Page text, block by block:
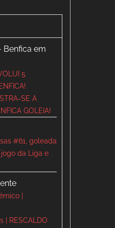
Benfica em
5
SE A
GOLEIA!
#61, goleada
jogo da Liga e
|
| RESCALDO